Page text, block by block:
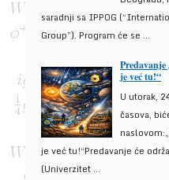
saradnji sa IPPOG
Group”). Program će se ...
je već tu!“
U utorak,
časova,
je već tu!“Predavanje će
(Univerzitet ...